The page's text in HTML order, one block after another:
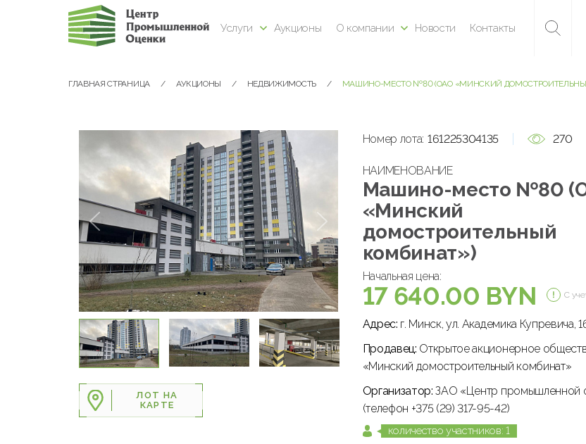
Услуги Аукционы О компании Новости Контакты
ГЛАВНАЯ СТРАНИЦА АУКЦИОНЫ НЕДВИЖИМОСТЬ МАШИНО-МЕСТО №80 (ОАО «МИНСКИЙ
ЛОТ НА
КАРТЕ
Номер лота: 161225304135 270
НАИМЕНОВАНИЕ
Машино-место №80
«Минский
домостроительный
комбинат»)
Начальная цена:
17 640.00 BYN С
Адрес: г. Минск, ул. Академика Купревича,
Продавец: Открытое акционерное
«Минский домостроительный комбинат»
Организатор:ЗАО «Центр промышленной
(телефон +375 (29) 317-95-42)
количество участников: 1